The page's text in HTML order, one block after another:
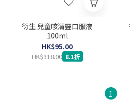
衍生 兒童咳清靈口服液
100ml
HK$95.00
HK$118.00 8.1折
1